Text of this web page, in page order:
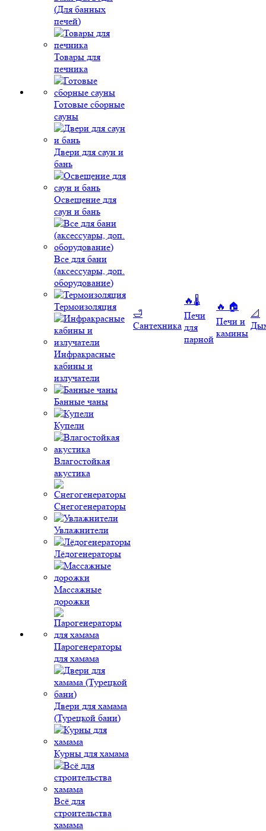
(Для банных
печей)
Товары для
печника
Готовые сборные
сауны
Двери для саун и
бань
Освещение для
саун и бань
Все для бани
(аксессуары, доп.
оборудование)
Термоизоляция
Инфракрасные
кабины и
излучатели
Банные чаны
Купели
Влагостойкая
акустика
Снегогенераторы
Увлажнители
Лёдогенераторы
Массажные
дорожки
Парогенераторы
для хамама
Двери для хамама
(Турецкой бани)
Курны для хамама
Всё для
строительства
хамама
🛁
Сантехника
🔥🌡️
Печи
для
парной
🔥 🏠
Печи и
камины
📐